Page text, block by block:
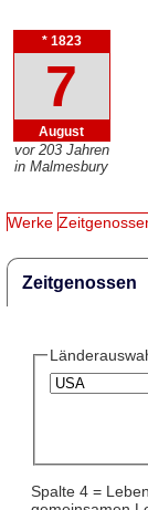
* 1823
7
August
vor 203 Jahren
in Malmesbury
Werke
Zeitgenossen
Spalte 4 =